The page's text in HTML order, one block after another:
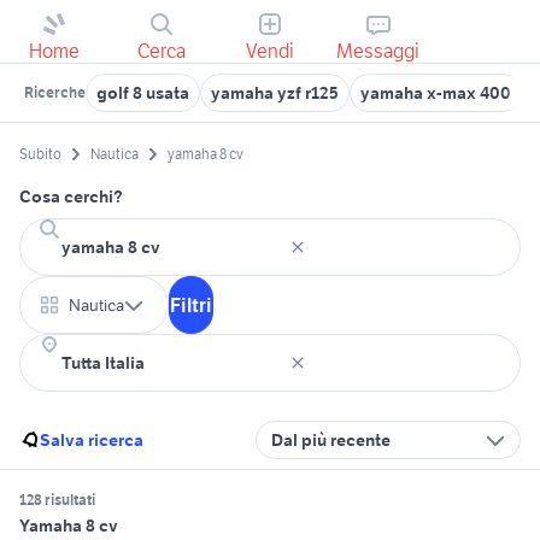
Home Cerca Vendi Messaggi
Ricerche golf 8 usata yamaha yzf r125 yamaha x-max 400
Subito Nautica yamaha 8 cv
Cosa cerchi?
Nautica Filtri
Salva ricerca Dal più recente
128 risultati
Yamaha 8 cv